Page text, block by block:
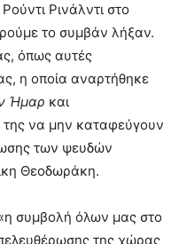
Ρινάλντι στο
το συμβάν λήξαν.
όπως αυτές
η οποία αναρτήθηκε
Ήμαρ και
να μην καταφεύγουν
των ψευδών
Θεοδωράκη.
συμβολή όλων μας στο
της χώρας